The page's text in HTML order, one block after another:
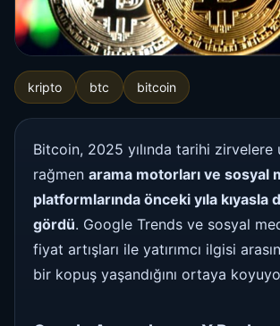
kripto btc bitcoin
Bitcoin, 2025 yılında tarihi zirvelere
rağmen arama motorları ve sosyal
platformlarında önceki yıla kıyasla
gördü. Google Trends ve sosyal
fiyat artışları ile yatırımcı ilgisi
bir kopuş yaşandığını ortaya